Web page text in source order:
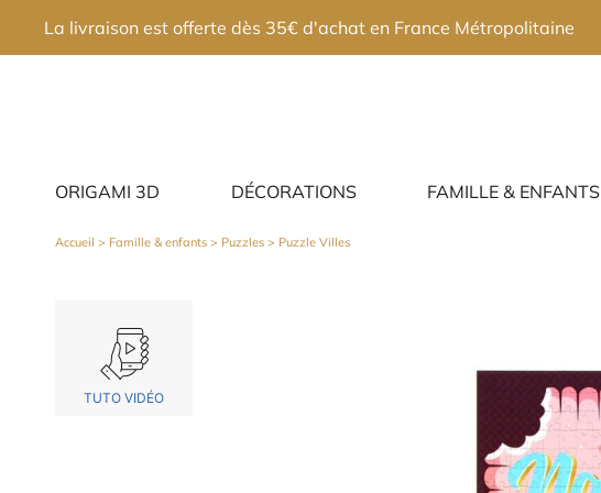
ORIGAMI 3D DÉCORATIONS FAMILLE & ENFANTS
La livraison est offerte dès 35€ d'achat en France Métropolitaine
Accueil > Famille & enfants > Puzzles > Puzzle Villes
TUTO VIDÉO
×